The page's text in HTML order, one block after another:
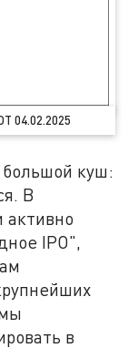
04.02.2025
большой куш:
В
активно
IPO",
в